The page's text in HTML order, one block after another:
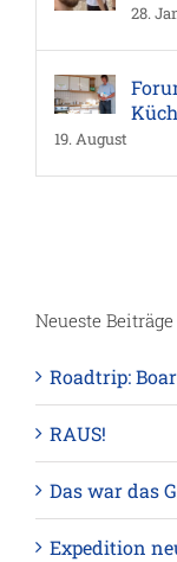
28.
19. August
Neueste Beiträge
Roadtrip:
RAUS!
Das war das
Expedition